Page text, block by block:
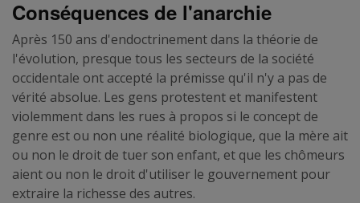
Conséquences de l'anarchie
Après 150 ans d'endoctrinement dans la théorie de
l'évolution, presque tous les secteurs de la société
occidentale ont accepté la prémisse qu'il n'y a pas de
vérité absolue. Les gens protestent et manifestent
violemment dans les rues à propos si le concept de
genre est ou non une réalité biologique, que la mère ait
ou non le droit de tuer son enfant, et que les chômeurs
aient ou non le droit d'utiliser le gouvernement pour
extraire la richesse des autres.